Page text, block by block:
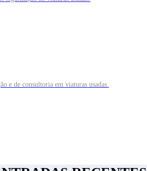
e de consultoria em viaturas usadas.